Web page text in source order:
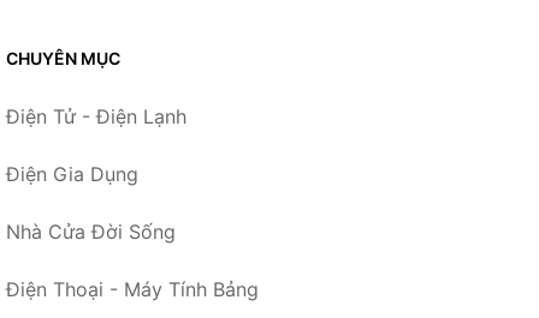
CHUYÊN MỤC
Điện Tử - Điện Lạnh
Điện Gia Dụng
Nhà Cửa Đời Sống
Điện Thoại - Máy Tính Bảng